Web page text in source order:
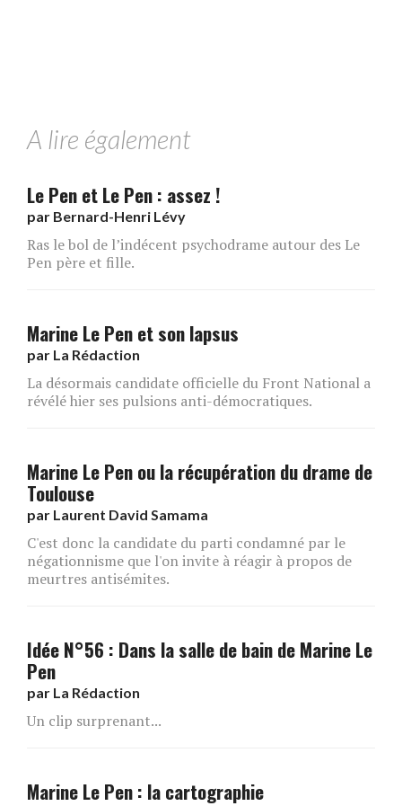
A lire également
Le Pen et Le Pen : assez !
par Bernard-Henri Lévy
Ras le bol de l’indécent psychodrame autour des Le
Pen père et fille.
Marine Le Pen et son lapsus
par La Rédaction
La désormais candidate officielle du Front National a
révélé hier ses pulsions anti-démocratiques.
Marine Le Pen ou la récupération du drame de
Toulouse
par Laurent David Samama
C'est donc la candidate du parti condamné par le
négationnisme que l'on invite à réagir à propos de
meurtres antisémites.
Idée N°56 : Dans la salle de bain de Marine Le
Pen
par La Rédaction
Un clip surprenant...
Marine Le Pen : la cartographie